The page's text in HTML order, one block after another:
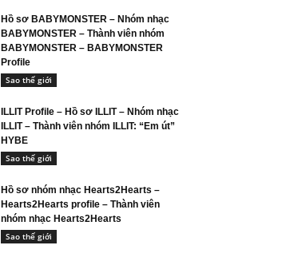
Hồ sơ BABYMONSTER – Nhóm nhạc
BABYMONSTER – Thành viên nhóm
BABYMONSTER – BABYMONSTER
Profile
Sao thế giới
ILLIT Profile – Hồ sơ ILLIT – Nhóm nhạc
ILLIT – Thành viên nhóm ILLIT: “Em út”
HYBE
Sao thế giới
Hồ sơ nhóm nhạc Hearts2Hearts –
Hearts2Hearts profile – Thành viên
nhóm nhạc Hearts2Hearts
Sao thế giới